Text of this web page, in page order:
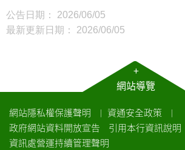
公告日期： 2026/06/05
最新更新日期： 2026/06/05
+
網站導覽
網站隱私權保護聲明 ｜ 資通安全政策 ｜
政府網站資料開放宣告 引用本行資訊說明
資訊處營運持續管理聲明